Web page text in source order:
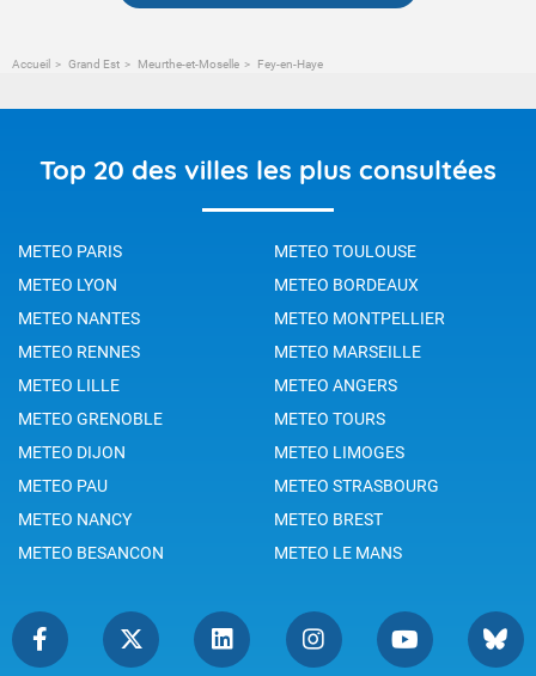
Accueil Grand Est Meurthe-et-Moselle Fey-en-Haye
Top 20 des villes les plus consultées
METEO PARIS
METEO TOULOUSE
METEO LYON
METEO BORDEAUX
METEO NANTES
METEO MONTPELLIER
METEO RENNES
METEO MARSEILLE
METEO LILLE
METEO ANGERS
METEO GRENOBLE
METEO TOURS
METEO DIJON
METEO LIMOGES
METEO PAU
METEO STRASBOURG
METEO NANCY
METEO BREST
METEO BESANCON
METEO LE MANS